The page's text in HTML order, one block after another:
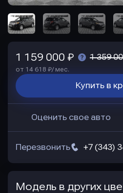
1 159 000 ₽ 1 359
от 14 618 ₽/ мес.
Купить в
Оценить свое авто
+7 (343)
Перезвонить
Модель в других